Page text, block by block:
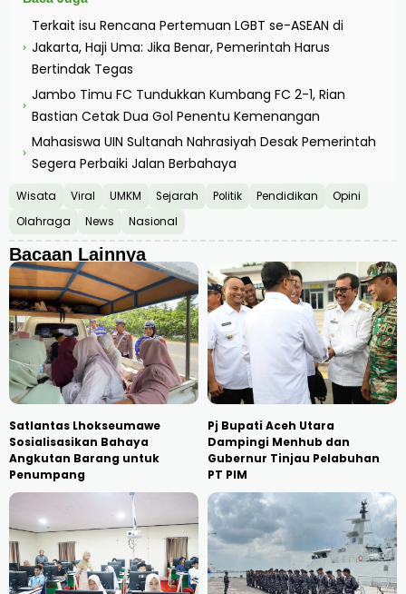
›
Terkait isu Rencana Pertemuan LGBT se-ASEAN di
Jakarta, Haji Uma: Jika Benar, Pemerintah Harus
Bertindak Tegas
›
Jambo Timu FC Tundukkan Kumbang FC 2-1, Rian
Bastian Cetak Dua Gol Penentu Kemenangan
›
Mahasiswa UIN Sultanah Nahrasiyah Desak Pemerintah
Segera Perbaiki Jalan Berbahaya
Wisata Viral UMKM Sejarah Politik Pendidikan
Opini
Olahraga
News Nasional
Bacaan Lainnya
Satlantas Lhokseumawe
Sosialisasikan Bahaya
Angkutan Barang untuk
Penumpang
Pj Bupati Aceh Utara
Dampingi Menhub dan
Gubernur Tinjau Pelabuhan
PT PIM